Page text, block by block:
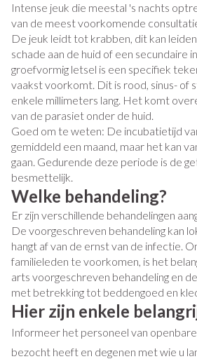
Intense jeuk die meestal 's nachts
van de meest voorkomende
De jeuk leidt tot krabben, dit kan
schade aan de huid of een secundaire
groefvormig letsel is een specifiek
vaakst voorkomt. Dit is rood, sinus- of
enkele millimeters lang. Het komt
van de parasiet onder de huid.
Goed om te weten: De incubatietijd
gemiddeld een maand, maar het kan
gaan. Gedurende deze periode is de
besmettelijk.
Welke behandeling?
Er zijn verschillende behandelingen
De voorgeschreven behandeling kan
hangt af van de ernst van de infectie.
familieleden te voorkomen, is het
arts voorgeschreven behandeling en
met betrekking tot beddengoed en
Hier zijn enkele
Informeer het personeel van
bezocht heeft en degenen met wie u